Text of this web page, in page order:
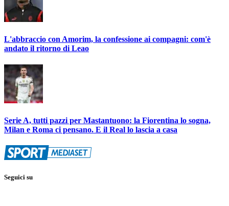
L'abbraccio con Amorim, la confessione ai compagni: com'è
andato il ritorno di Leao
Serie A, tutti pazzi per Mastantuono: la Fiorentina lo sogna,
Milan e Roma ci pensano. E il Real lo lascia a casa
Seguici su